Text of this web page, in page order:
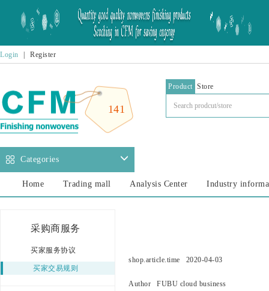
Login Register
141
Product Store
Categories
Home Trading mall Analysis Center Industry
采购商服务
买家服务协议
买家交易规则
shop.article.time 2020-04-03
Author FUBU cloud business